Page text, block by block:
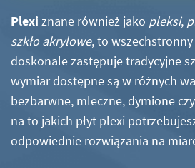
Plexi znane również jako pleksi,
szkło akrylowe, to
doskonale zastępuje tradycyjne
wymiar dostępne są w różnych
bezbarwne, mleczne, dymione
na to jakich płyt plexi
odpowiednie rozwiązania na